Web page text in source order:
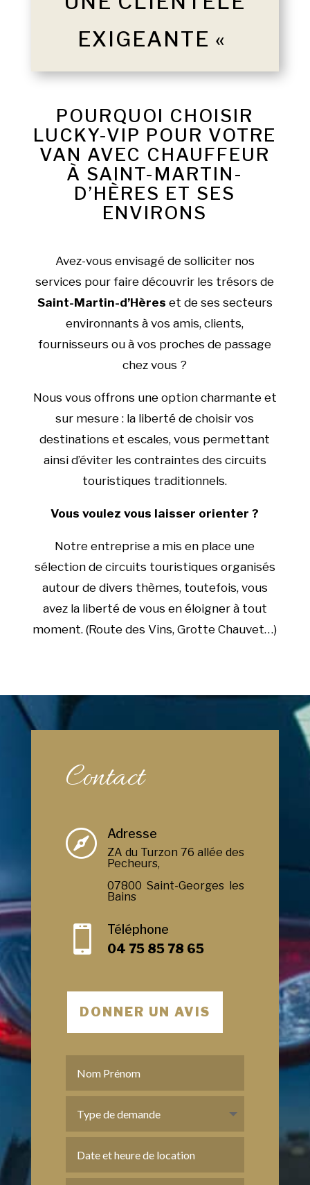
EXIGEANTE «
POURQUOI CHOISIR
LUCKY-VIP POUR VOTRE
VAN AVEC CHAUFFEUR
À SAINT-MARTIN-
D’HÈRES ET SES
ENVIRONS
Avez-vous envisagé de solliciter nos
services pour faire découvrir les trésors de
Saint-Martin-d’Hères et de ses secteurs
environnants à vos amis, clients,
fournisseurs ou à vos proches de passage
chez vous ?
Nous vous offrons une option charmante et
sur mesure : la liberté de choisir vos
destinations et escales, vous permettant
ainsi d’éviter les contraintes des circuits
touristiques traditionnels.
Vous voulez vous laisser orienter ?
Notre entreprise a mis en place une
sélection de circuits touristiques organisés
autour de divers thèmes, toutefois, vous
avez la liberté de vous en éloigner à tout
moment. (Route des Vins, Grotte Chauvet…)
Contact
 Adresse
ZA du Turzon 76 allée des
Pecheurs,
07800 Saint-Georges les
Bains

Téléphone
04 75 85 78 65
DONNER UN AVIS